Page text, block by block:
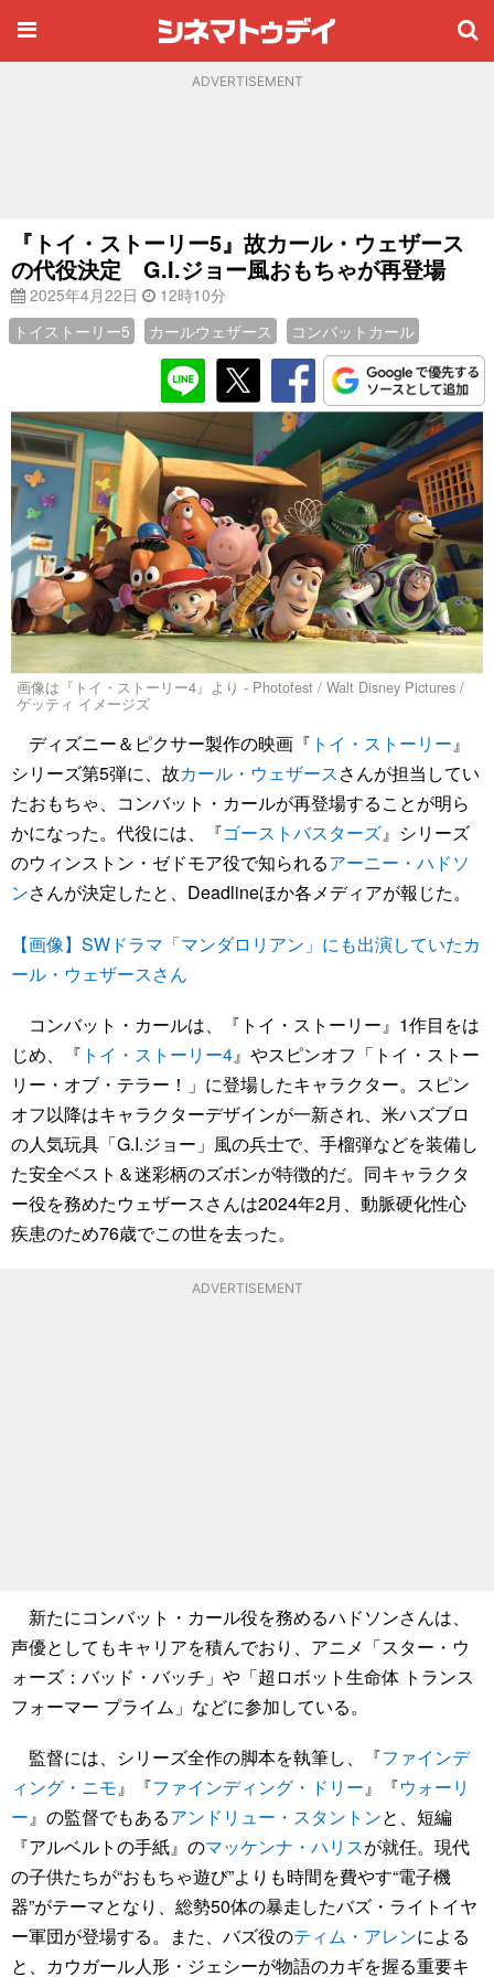
ADVERTISEMENT
『トイ・ストーリー5』故カール・ウェザース
の代役決定 G.I.ジョー風おもちゃが再登場
2025年4月22日
12時10分
トイストーリー5
カールウェザース コンバットカール
画像は『トイ・ストーリー4』より - Photofest / Walt Disney Pictures /
ゲッティ イメージズ
ディズニー＆ピクサー製作の映画『 トイ・ストーリー』
シリーズ第5弾に、故カール・ウェザースさんが担当してい
たおもちゃ、コンバット・カールが再登場することが明ら
かになった。代役には、『ゴーストバスターズ』シリーズ
のウィンストン・ゼドモア役で知られるアーニー・ハドソ
ンさんが決定したと、Deadlineほか各メディアが報じた。
【画像】SWドラマ「マンダロリアン」にも出演していたカ
ール・ウェザースさん
コンバット・カールは、『トイ・ストーリー』1作目をは
じめ、『 トイ・ストーリー4』やスピンオフ「トイ・ストー
リー・オブ・テラー！」に登場したキャラクター。スピン
オフ以降はキャラクターデザインが一新され、米ハズブロ
の人気玩具「G.I.ジョー」風の兵士で、手榴弾などを装備し
た安全ベスト＆迷彩柄のズボンが特徴的だ。同キャラクタ
ー役を務めたウェザースさんは2024年2月、動脈硬化性心
疾患のため76歳でこの世を去った。
ADVERTISEMENT
新たにコンバット・カール役を務めるハドソンさんは、
声優としてもキャリアを積んでおり、アニメ「スター・ウ
ォーズ：バッド・バッチ」や「超ロボット生命体 トランス
フォーマー プライム」などに参加している。
監督には、シリーズ全作の脚本を執筆し、『ファインデ
ィング・ニモ』『ファインディング・ドリー』『ウォーリ
ー』の監督でもあるアンドリュー・スタントンと、短編
『アルベルトの手紙』のマッケンナ・ハリスが就任。現代
の子供たちが“おもちゃ遊び”よりも時間を費やす“電子機
器”がテーマとなり、総勢50体の暴走したバズ・ライトイヤ
ー軍団が登場する。また、バズ役のティム・アレンによる
と、カウガール人形・ジェシーが物語のカギを握る重要キ